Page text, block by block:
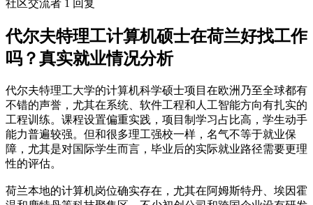
社区交流者 1 回复
代尔夫特理工计算机硕士在荷兰好找工作
吗？真实就业情况分析
代尔夫特理工大学的计算机科学硕士项目在欧洲乃至全球都有
不错的声誉，尤其在系统、软件工程和人工智能方向有扎实的
工程训练。课程设置偏重实践，项目制学习占比高，学生动手
能力普遍较强。但和很多理工强校一样，名气不等于就业保
障，尤其是对国际学生而言，毕业后的实际就业路径需要更理
性的评估。
荷兰本地的计算机岗位确实存在，尤其在阿姆斯特丹、埃因霍